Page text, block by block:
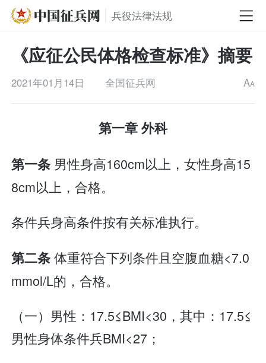
兵役法律法规
《应征公民体格检查标准》摘要
2021年01月14日 全国征兵网 AA
第一章 外科
第一条 男性身高160cm以上，女性身高15
8cm以上，合格。
条件兵身高条件按有关标准执行。
第二条体重符合下列条件且空腹血糖<7.0
mmol/L的，合格。
（一）男性：17.5≤BMI<30，其中：17.5≤
男性身体条件兵BMI<27；